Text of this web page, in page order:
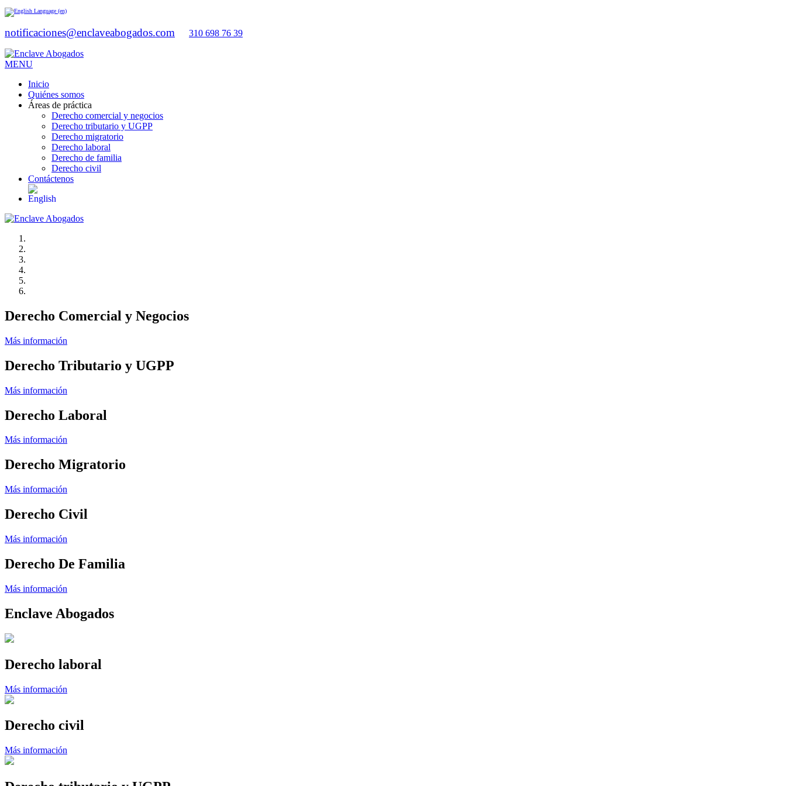
Language (en)
notificaciones@enclaveabogados.com 310 698 76 39
MENU
Inicio
Quiénes somos
Áreas de práctica
Derecho comercial y negocios
Derecho tributario y UGPP
Derecho migratorio
Derecho laboral
Derecho de familia
Derecho civil
Contáctenos
Derecho Comercial y Negocios
Más información
Derecho Tributario y UGPP
Más información
Derecho Laboral
Más información
Derecho Migratorio
Más información
Derecho Civil
Más información
Derecho De Familia
Más información
Enclave Abogados
Derecho laboral
Más información
Derecho civil
Más información